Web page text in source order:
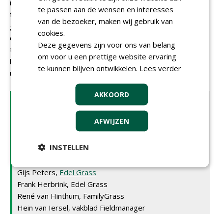
microplastis of als kleine stukjes vezel. De teneur van het
forum is dat er op dit moment in de sector amper
gesproken over microplastics, om de eenvoudige reden
dat dit probleem bij de huidige stand van zaken niet is op
te lossen. Microplastics zijn overal; ze zitten zelfs in het
kraanwater dat wij drinken omdat we ze niet kunnen
uitfilteren.
Het forum over verduurzaming van kunstgras werd
gehouden op 25 februari in Café De Roskam in Houten
Ewoud van de Wetering,
Gijs Peters,Edel Grass
Frank Herbrink, Edel Grass
René van Hinthum, FamilyGrass
Hein van Iersel, vakblad Fieldmanager
te passen aan de wensen en interesses
van de bezoeker, maken wij gebruik van
cookies.
Deze gegevens zijn voor ons van belang
om voor u een prettige website ervaring
te kunnen blijven ontwikkelen. Lees verder
AKKOORD
AFWIJZEN
INSTELLEN